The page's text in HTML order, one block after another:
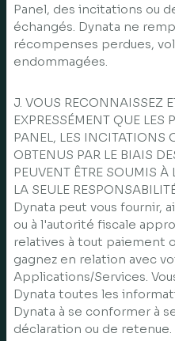
Panel, des incitations ou
échangés. Dynata ne
récompenses perdues,
endommagées.
J. VOUS RECONNAISSEZ
EXPRESSÉMENT QUE
PANEL, LES INCITATIONS
OBTENUS PAR LE BIAIS
PEUVENT ÊTRE SOUMIS À
LA SEULE
Dynata peut vous fournir,
ou à l'autorité fiscale
relatives à tout paiement
gagnez en relation avec
Applications/Services.
Dynata toutes les
Dynata à se conformer à
déclaration ou de